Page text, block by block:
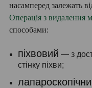
насамперед залежать
Операція з видалення
способами:
піхвовий — з
стінку піхви;